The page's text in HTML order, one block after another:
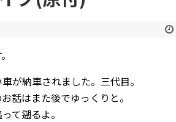
が納車されました。三代目。
話はまた後でゆっくりと。
て遡るよ。